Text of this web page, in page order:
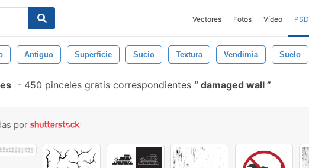
Vectores Fotos Vídeo PSD
Antiguo Superficie Sucio Textura Vendimia Suelo
- 450 pinceles gratis correspondientes damaged wall
por